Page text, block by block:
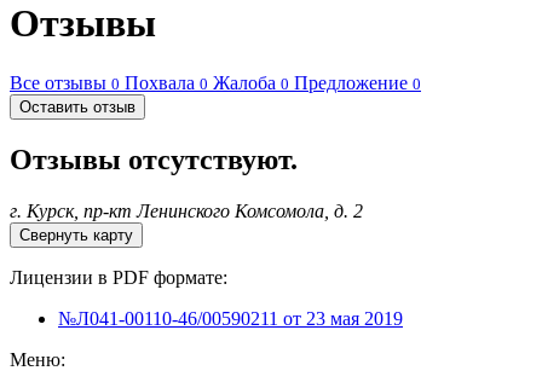
Отзывы
Все отзывы 0 Похвала 0 Жалоба 0 Предложение 0
Оставить отзыв
Отзывы отсутствуют.
г. Курск, пр-кт Ленинского Комсомола, д. 2
Свернуть карту
Лицензии в PDF формате:
№Л041-00110-46/00590211 от 23 мая 2019
Меню: